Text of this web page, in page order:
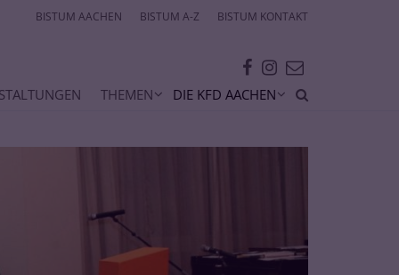
BISTUM AACHEN BISTUM A-Z BISTUM KONTAKT
THEMEN DIE KFD AACHEN